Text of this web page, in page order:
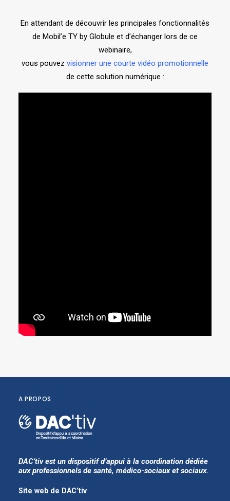
En attendant de découvrir les principales fonctionnalités
de Mobil’e TY by Globule et d’échanger lors de ce
webinaire,
vous pouvez visionner une courte vidéo promotionnelle
de cette solution numérique :
A PROPOS
DAC’tiv est un dispositif d’appui à la coordination dédiée
aux professionnels de santé, médico-sociaux et sociaux.
Site web de DAC’tiv